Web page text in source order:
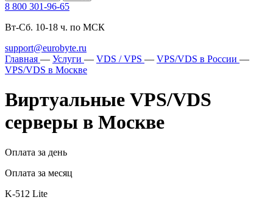
8 800 301-96-65
Вт-Сб. 10-18 ч. по МСК
support@eurobyte.ru
Главная — Услуги — VDS / VPS — VPS/VDS в России —
VPS/VDS в Москве
Виртуальные VPS/VDS
серверы в Москве
Оплата за день
Оплата за месяц
K-512 Lite